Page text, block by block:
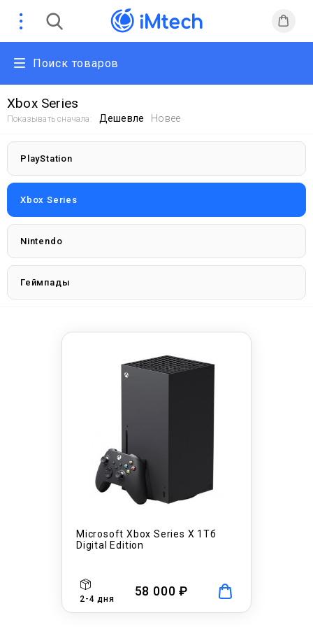
Поиск товаров
Xbox Series
Показывать сначала: Дешевле Новее
PlayStation
Xbox Series
Nintendo
Геймпады
Microsoft Xbox Series X 1Тб
Digital Edition
58 000 ₽
2-4 дня